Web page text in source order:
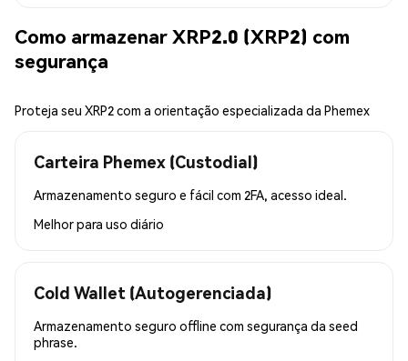
Como armazenar XRP2.0 (XRP2) com
segurança
Proteja seu XRP2 com a orientação especializada da Phemex
Carteira Phemex (Custodial)
Armazenamento seguro e fácil com 2FA, acesso ideal.
Melhor para uso diário
Cold Wallet (Autogerenciada)
Armazenamento seguro offline com segurança da seed
phrase.